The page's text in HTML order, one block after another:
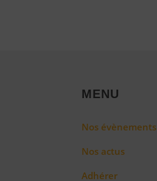
MENU
Nos évènements
Nos actus
Adhérer